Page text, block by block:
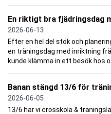
En riktigt bra fjädringsdag
2026-06-13
Efter en hel del stök och
en träningsdag med inriktning
kunde klämma in ett besök hos
Banan stängd 13/6 för
2026-06-05
13/6 har vi crosskola &